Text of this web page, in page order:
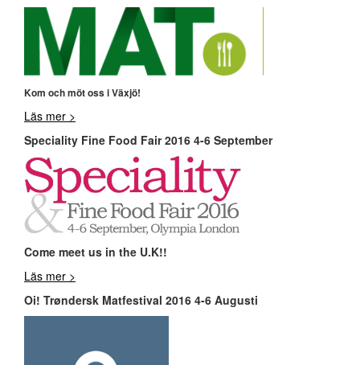
Kom och möt oss i Växjö!
Läs mer >
Speciality Fine Food Fair 2016 4-6 September
Come meet us in the U.K!!
Läs mer >
Oi! Trøndersk Matfestival 2016 4-6 Augusti